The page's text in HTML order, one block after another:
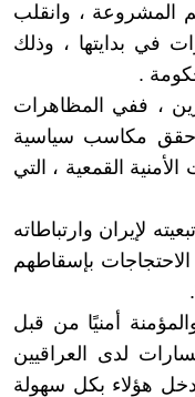
المشروعة ، وانقلب
في بدايتها ، وذلك
.
، ففي المظاهرات
حقق مكاسب سياسية
القمعية ، التي
لإيران وارتباطاته
بإسقاطهم
أمنيًا من قبل
لدى العراقيين
دخل هؤلاء بكل سهولة